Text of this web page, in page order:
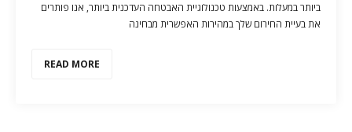
ביותר במעלות. באמצעות טכנולוגיית האבטחה העדכנית ביותר, אנו פותרים
את בעיית החירום שלך במהירות האפשרית מבחינה
READ MORE